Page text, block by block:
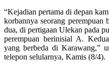
“Kejadian pertama di depan
korbannya seorang perempuan
dua, di pertigaan Ulekan pada
perempuan berinisial A.
yang berbeda di Karawang,”
telepon selularnya, Kamis (8/4).